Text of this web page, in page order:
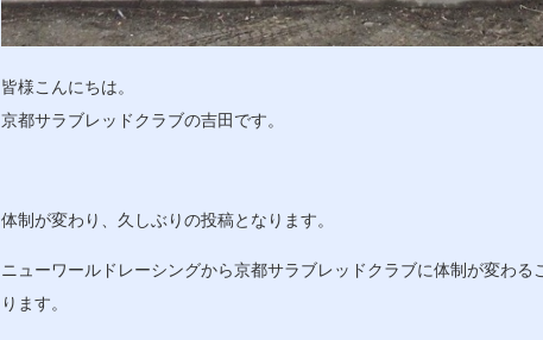
皆様こんにちは。
京都サラブレッドクラブの吉田です。
体制が変わり、久しぶりの投稿となります。
ニューワールドレーシングから京都サラブレッドクラブに体制が変わ
ります。